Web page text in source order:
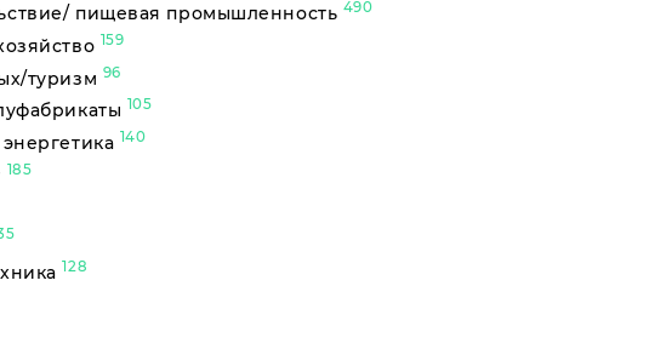
пищевая промышленность 490
159
туризм 96
105
140
185
128